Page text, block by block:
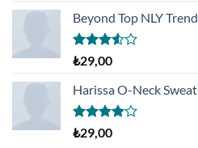
aldı
Beyond Top NLY Trend
5
üzerinden
3.50oy
aldı
₺29,00
Harissa O-Neck Sweat
5
üzerinden
₺29,00